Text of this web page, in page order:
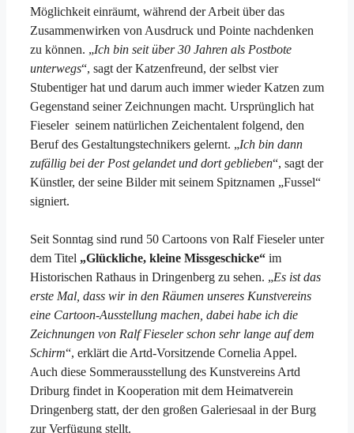
Möglichkeit einräumt, während der Arbeit über das
Zusammenwirken von Ausdruck und Pointe nachdenken
zu können. „Ich bin seit über 30 Jahren als Postbote
unterwegs“, sagt der Katzenfreund, der selbst vier
Stubentiger hat und darum auch immer wieder Katzen zum
Gegenstand seiner Zeichnungen macht. Ursprünglich hat
Fieseler seinem natürlichen Zeichentalent folgend, den
Beruf des Gestaltungstechnikers gelernt. „Ich bin dann
zufällig bei der Post gelandet und dort geblieben“, sagt der
Künstler, der seine Bilder mit seinem Spitznamen „Fussel“
signiert.
Seit Sonntag sind rund 50 Cartoons von Ralf Fieseler unter
dem Titel „Glückliche, kleine Missgeschicke“ im
Historischen Rathaus in Dringenberg zu sehen. „Es ist das
erste Mal, dass wir in den Räumen unseres Kunstvereins
eine Cartoon-Ausstellung machen, dabei habe ich die
Zeichnungen von Ralf Fieseler schon sehr lange auf dem
Schirm“, erklärt die Artd-Vorsitzende Cornelia Appel.
Auch diese Sommerausstellung des Kunstvereins Artd
Driburg findet in Kooperation mit dem Heimatverein
Dringenberg statt, der den großen Galeriesaal in der Burg
zur Verfügung stellt.